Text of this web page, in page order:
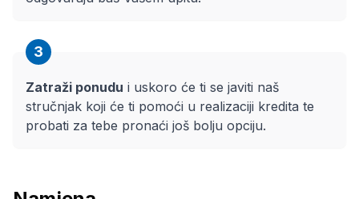
3
Zatraži ponudu i uskoro će ti se javiti naš
stručnjak koji će ti pomoći u realizaciji kredita te
probati za tebe pronaći još bolju opciju.